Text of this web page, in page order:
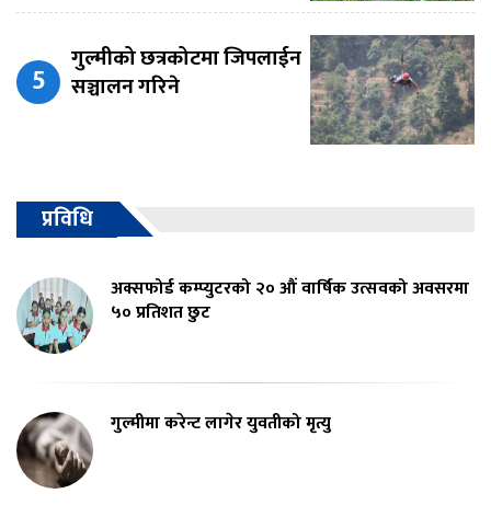
गुल्मीको छत्रकोटमा जिपलाईन
सञ्चालन गरिने
प्रविधि
अक्सफोर्ड कम्प्युटरको २० औं वार्षिक उत्सवको अवसरमा
५० प्रतिशत छुट
गुल्मीमा करेन्ट लागेर युवतीको मृत्यु